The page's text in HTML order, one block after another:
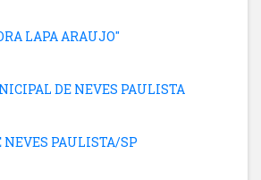
LAPA ARAUJO"
DE NEVES PAULISTA
NEVES PAULISTA/SP